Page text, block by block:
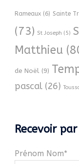
Rameaux (6) Sainte
(73) St Joseph (5)
Matthieu
de Noël (9)
pascal (26)
Recevoir
Prénom Nom*